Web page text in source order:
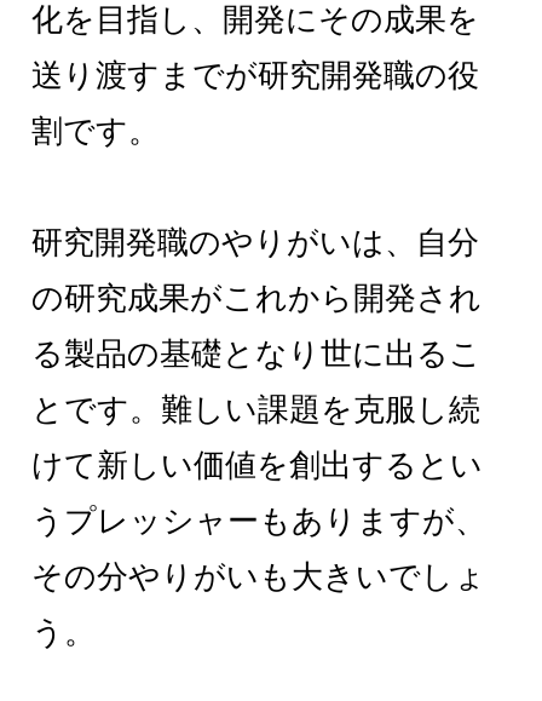
化を目指し、開発にその成果を
送り渡すまでが研究開発職の役
割です。
研究開発職のやりがいは、自分
の研究成果がこれから開発され
る製品の基礎となり世に出るこ
とです。難しい課題を克服し続
けて新しい価値を創出するとい
うプレッシャーもありますが、
その分やりがいも大きいでしょ
う。